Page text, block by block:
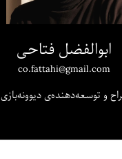
ابوالفضل فتاحی
co.fattahi@gmail.com
و توسعه‌دهنده‌ی دیوونه‌بازی